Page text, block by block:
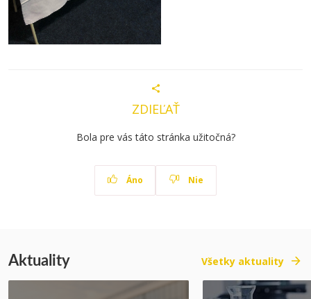
ZDIEĽAŤ
Bola pre vás táto stránka užitočná?
Áno Nie
Aktuality Všetky aktuality